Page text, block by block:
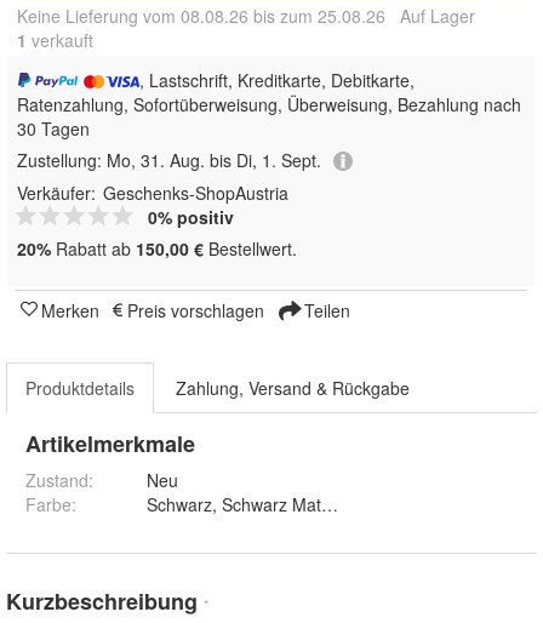
Keine Lieferung vom 08.08.26 bis zum 25.08.26 Auf Lager
1 verkauft
, Lastschrift, Kreditkarte, Debitkarte,
Ratenzahlung, Sofortüberweisung, Überweisung, Bezahlung nach
30 Tagen
Zustellung: Mo, 31. Aug. bis Di, 1. Sept.
Verkäufer: Geschenks-ShopAustria
0% positiv
20% Rabatt ab 150,00 € Bestellwert.
Merken Preis vorschlagen Teilen
Produktdetails Zahlung, Versand & Rückgabe
Artikelmerkmale
Zustand:
Neu
Farbe:
Kurzbeschreibung *